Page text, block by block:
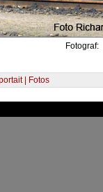
Fotograf:
| Fotos